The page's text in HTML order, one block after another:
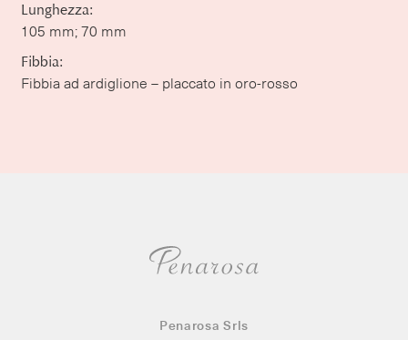
Lunghezza:
105 mm; 70 mm
Fibbia:
Fibbia ad ardiglione – placcato in oro-rosso
Penarosa Srls